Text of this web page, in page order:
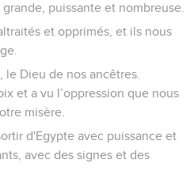
puissante et nombreuse.
et opprimés, et ils nous
le Dieu de nos ancêtres.
et a vu l’oppression que nous
misère.
d'Egypte avec puissance et
avec des signes et des